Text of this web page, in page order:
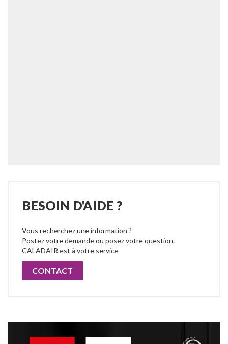
BESOIN D'AIDE ?
Vous recherchez une information ?
Postez votre demande ou posez votre question.
CALADAIR est à votre service
CONTACT